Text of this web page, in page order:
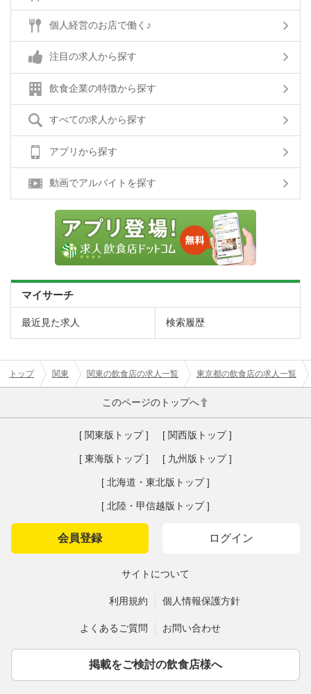
個人経営のお店で働く♪
注目の求人から探す
飲食企業の特徴から探す
すべての求人から探す
アプリから探す
動画でアルバイトを探す
マイサーチ
最近見た求人 検索履歴
トップ 関東 関東の飲食店の求人一覧 東京都の飲食店の求人一覧
このページのトップへ
[ 関東版トップ ] [ 関西版トップ ]
[ 東海版トップ ] [ 九州版トップ ]
[ 北海道・東北版トップ ]
[ 北陸・甲信越版トップ ]
会員登録 ログイン
サイトについて
利用規約 個人情報保護方針
よくあるご質問 お問い合わせ
掲載をご検討の飲食店様へ